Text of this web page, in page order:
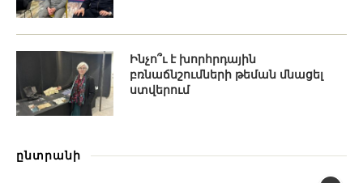
Ինչո՞ւ է խորհրդային
բռնաճնշումների թեման մնացել
ստվերում
ընտրանի